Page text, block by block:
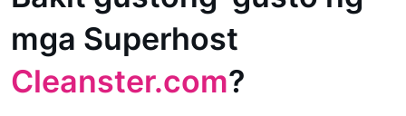
mga Superhost
Cleanster.com?